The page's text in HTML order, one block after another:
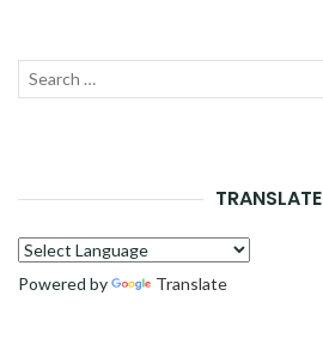
Recherche
TRANSLATE
Powered by Translate